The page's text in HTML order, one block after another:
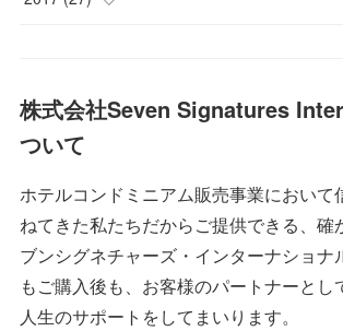
(1
(1
(1 )
)
(3
(2 )
1)
(10)
( )
(2
(2 )
3)
(1)
( )
(3
(4 )
(3)
(1)
(4)
(4
(9 )
(2)
株式会社Seven Signatures
ついて
ホテルコンドミニアム販売事業において
ねてきた私たちだからご提供できる、確
ブンシグネチャーズ・インターナショナ
もご購入後も、お客様のパートナーとし
人生のサポートをしてまいります。